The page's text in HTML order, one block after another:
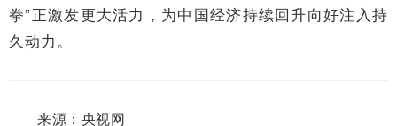
拳”正激发更大活力，为中国经济持续回升向好注入持
久动力。
来源：央视网